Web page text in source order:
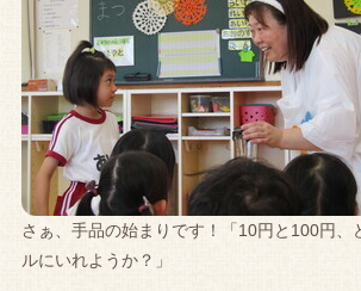
さぁ、手品の始まりです！「10円と100円、
ルにいれようか？」